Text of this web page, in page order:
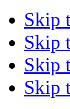
Skip
Skip
Skip
Skip